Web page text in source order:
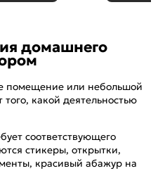
домашнего
помещение или небольшой
какой деятельностью
соответствующего
стикеры, открытки,
красивый абажур на